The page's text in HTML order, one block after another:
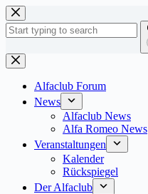
Zum
Inhalt
springen
Keine
Ergebnisse
Alfaclub Forum
News
Alfaclub News
Alfa Romeo News
Veranstaltungen
Kalender
Rückspiegel
Der Alfaclub